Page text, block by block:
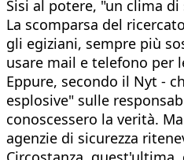
Sisi al potere, "un clima
La scomparsa del
gli egiziani, sempre più
usare mail e telefono per
Eppure, secondo il Nyt -
esplosive" sulle
conoscessero la verità.
agenzie di sicurezza